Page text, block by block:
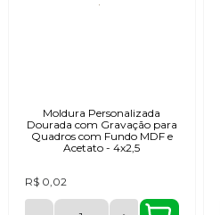
Moldura Personalizada
Dourada com Gravação para
Quadros com Fundo MDF e
Acetato - 4x2,5
R$ 0,02